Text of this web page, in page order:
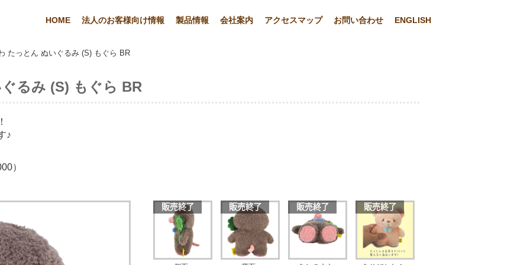
HOME 法人のお客様向け情報 製品情報 会社案内 アクセスマップ お問い合わせ ENGLISH
たっとん ぬいぐるみ (S) もぐら BR
るみ (S) もぐら BR
♪
）